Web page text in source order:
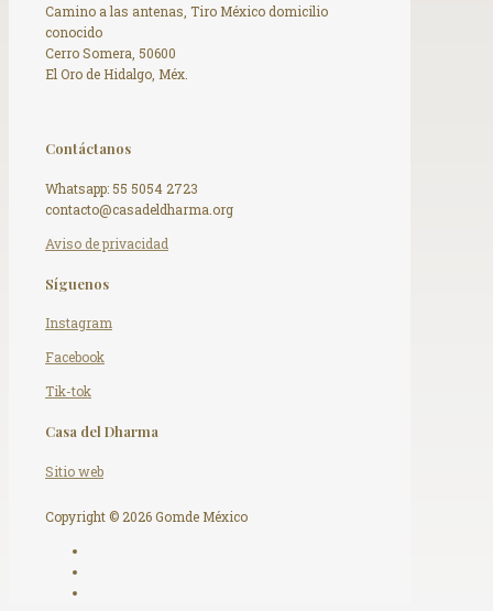
Camino a las antenas, Tiro México domicilio
conocido
Cerro Somera, 50600
El Oro de Hidalgo, Méx.
Contáctanos
Whatsapp: 55 5054 2723
contacto@casadeldharma.org ​
Aviso de privacidad
Síguenos
Instagram
Facebook
Tik-tok
Casa del Dharma
Sitio web
Copyright © 2026 Gomde México